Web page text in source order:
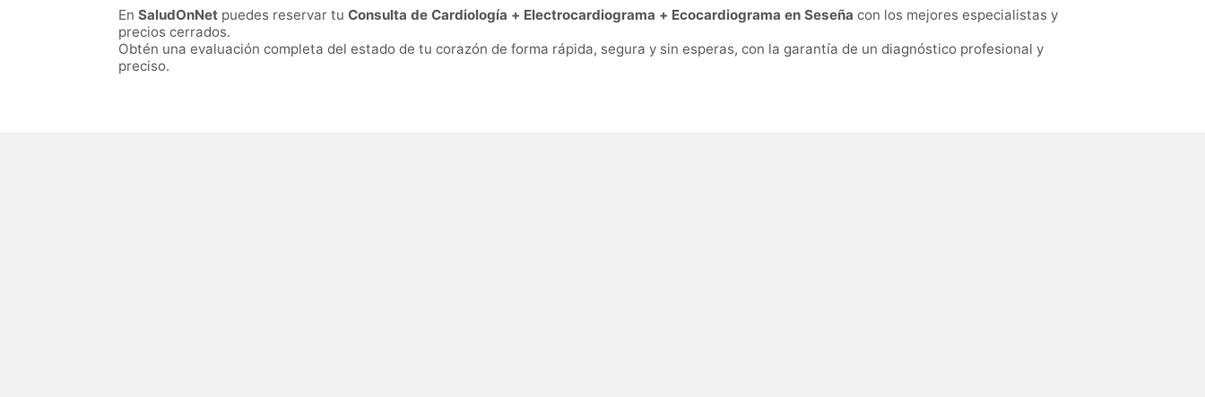
En SaludOnNet puedes reservar tu Consulta de Cardiología + Electrocardiograma + Ecocardiograma en Seseña con los mejores especialistas y
precios cerrados.
Obtén una evaluación completa del estado de tu corazón de forma rápida, segura y sin esperas, con la garantía de un diagnóstico profesional y
preciso.